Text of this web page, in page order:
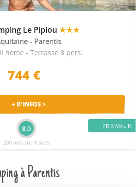
Le Pipiou ★★★
- Parentis
home - Terrasse 8 pers.
744 €
PRIX MALIN
+ D'INFOS >
8.0
200 avis sur 8 sites
à Parentis